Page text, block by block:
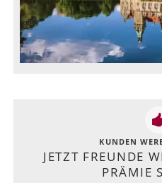
KUNDEN
JETZT FREUNDE
PRÄMIE